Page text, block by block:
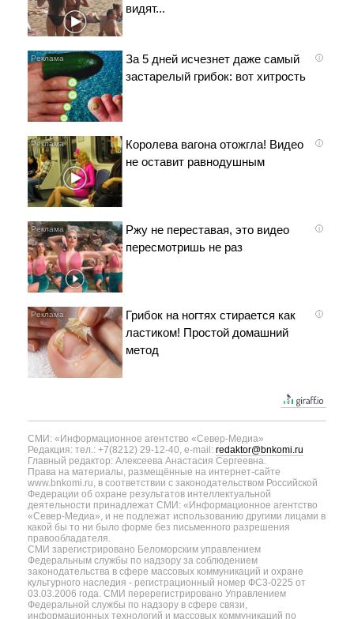
видят...
i
За 5 дней исчезнет даже самый
застарелый грибок: вот хитрость
i
Королева вагона отожгла! Видео
не оставит равнодушным
i
Ржу не переставая, это видео
пересмотришь не раз
i
Грибок на ногтях стирается как
ластиком! Простой домашний
метод
СМИ: «Информационное агентство «Север-Медиа»
Редакция: тел.: +7(8212) 29-12-40, e-mail: redaktor@bnkomi.ru
Главный редактор: Алексеева Анастасия Сергеевна.
Права на материалы, размещённые на интернет-сайте
www.bnkomi.ru, в соответствии с законодательством Российской
Федерации об охране результатов интеллектуальной
деятельности принадлежат СМИ: «Информационное агентство
«Север-Медиа», и не подлежат использованию другими лицами в
какой бы то ни было форме без письменного разрешения
правообладателя.
СМИ зарегистрировано Беломорским управлением
Федеральным службы по надзору за соблюдением
законодательства в сфере массовых коммуникаций и охране
культурного наследия - регистрационный номер ФС3-0225 от
03.03.2006 года. СМИ перерегистрировано Управлением
Федеральной службы по надзору в сфере связи,
информационных технологий и массовых коммуникаций по